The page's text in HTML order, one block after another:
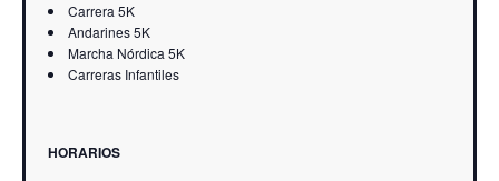
Carrera 5K
Andarines 5K
Marcha Nórdica 5K
Carreras Infantiles
HORARIOS